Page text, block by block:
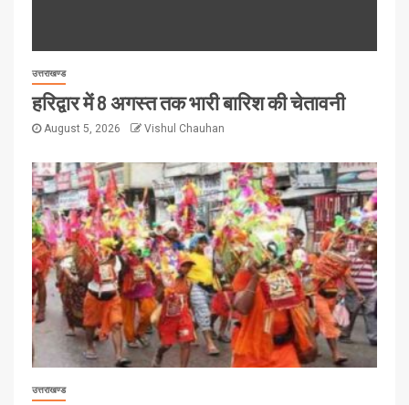
उत्तराखण्ड
हरिद्वार में 8 अगस्त तक भारी बारिश की चेतावनी
August 5, 2026 Vishul Chauhan
उत्तराखण्ड